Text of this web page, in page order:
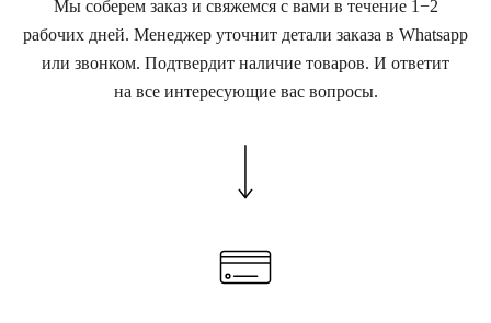
Мы соберем заказ и свяжемся с вами в течение 1−2
рабочих дней. Менеджер уточнит детали заказа в Whatsapp
или звонком. Подтвердит наличие товаров. И ответит
на все интересующие вас вопросы.